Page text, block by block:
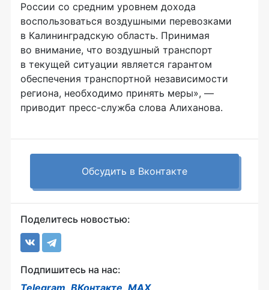
России со средним уровнем дохода
воспользоваться воздушными перевозками
в Калининградскую область. Принимая
во внимание, что воздушный транспорт
в текущей ситуации является гарантом
обеспечения транспортной независимости
региона, необходимо принять меры», —
приводит пресс-служба слова Алиханова.
Обсудить в Вконтакте
Поделитесь новостью:
Подпишитесь на нас:
Telegram, ВКонтакте, MAX